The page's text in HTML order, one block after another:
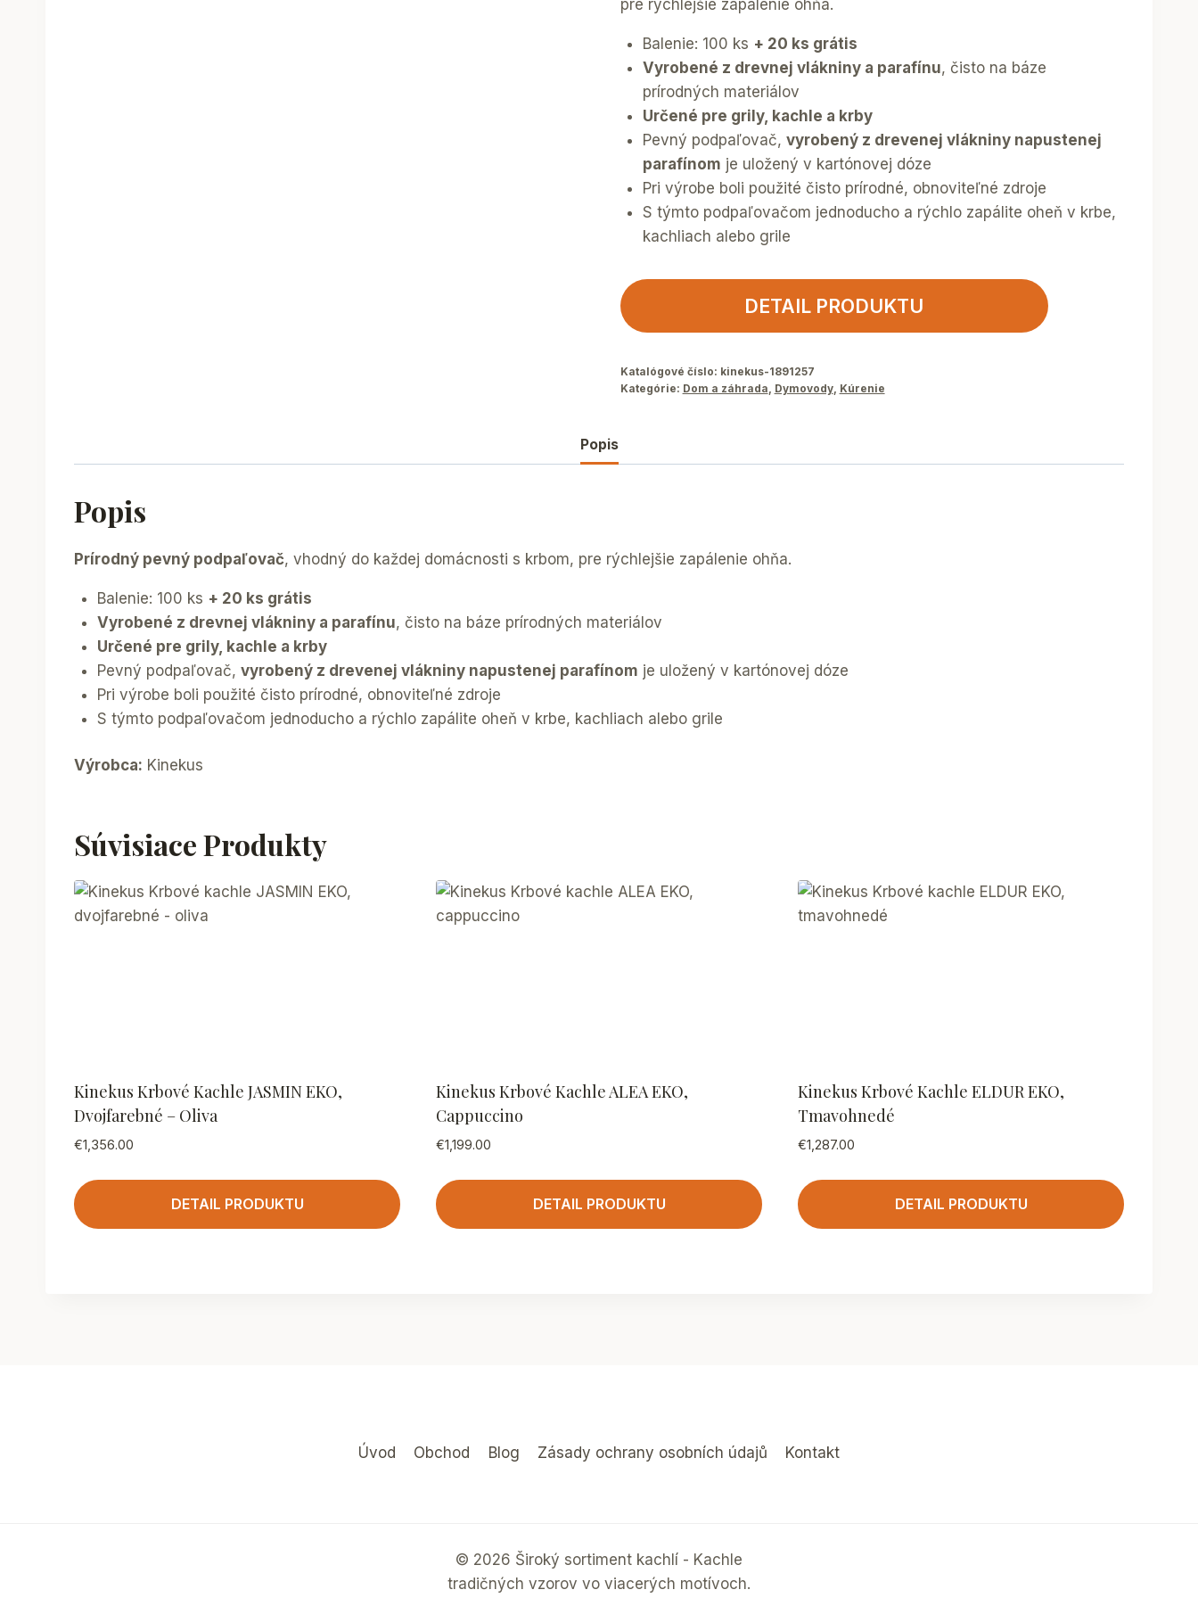
pre rýchlejšie zapálenie ohňa.
Balenie: 100 ks + 20 ks grátis
Vyrobené z drevnej vlákniny a parafínu, čisto na báze
prírodných materiálov
Určené pre grily, kachle a krby
Pevný podpaľovač,vyrobený z drevenej vlákniny napustenej
parafínom je uložený v kartónovej dóze
Pri výrobe boli použité čisto prírodné, obnoviteľné zdroje
S týmto podpaľovačom jednoducho a rýchlo zapálite oheň v krbe,
kachliach alebo grile
DETAIL PRODUKTU
Katalógové číslo: kinekus-1891257
Kategórie: Dom a záhrada, Dymovody, Kúrenie
Popis
Popis
Prírodný pevný podpaľovač, vhodný do každej domácnosti s krbom, pre rýchlejšie zapálenie ohňa.
Balenie: 100 ks + 20 ks grátis
Vyrobené z drevnej vlákniny a parafínu, čisto na báze prírodných materiálov
Určené pre grily, kachle a krby
Pevný podpaľovač, vyrobený z drevenej vlákniny napustenej parafínom je uložený v kartónovej dóze
Pri výrobe boli použité čisto prírodné, obnoviteľné zdroje
S týmto podpaľovačom jednoducho a rýchlo zapálite oheň v krbe, kachliach alebo grile
Výrobca: Kinekus
Súvisiace Produkty
Kinekus Krbové Kachle JASMIN EKO,
Dvojfarebné – Oliva
€1,356.00
DETAIL PRODUKTU
Kinekus Krbové Kachle ALEA EKO,
Cappuccino
€1,199.00
DETAIL PRODUKTU
Kinekus Krbové Kachle ELDUR EKO,
Tmavohnedé
€1,287.00
DETAIL PRODUKTU
Úvod Obchod Blog Zásady ochrany osobních údajů Kontakt
© 2026 Široký sortiment kachlí - Kachle
tradičných vzorov vo viacerých motívoch.